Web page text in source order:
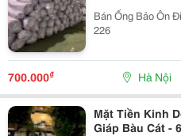
Bán Ống Bảo Ôn Điều Hoà Chi Tiết
226
700.000₫ Hà Nội
Mặt Tiền Kinh
Giáp Bàu Cát -